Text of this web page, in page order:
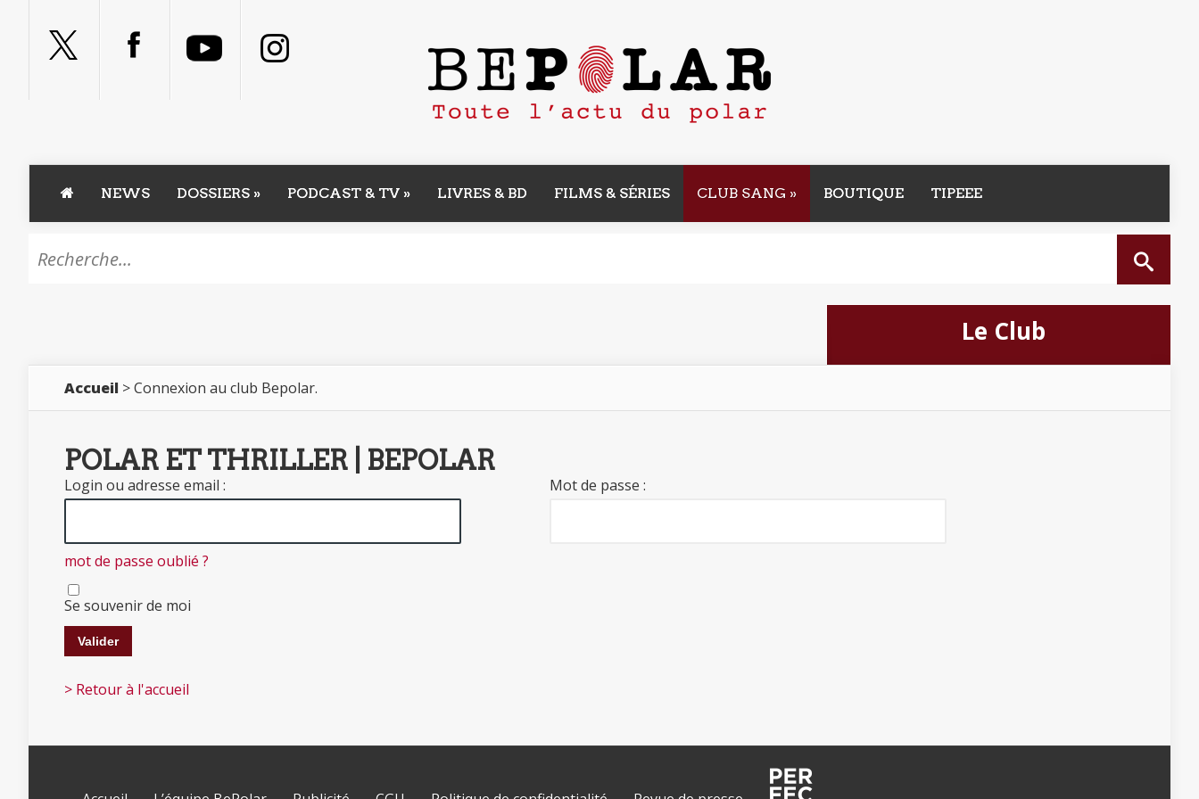
NEWS DOSSIERS » PODCAST & TV » LIVRES & BD FILMS & SÉRIES CLUB SANG » BOUTIQUE TIPEEE
Le Club
Accueil > Connexion au club Bepolar.
POLAR ET THRILLER | BEPOLAR
Login ou adresse email : Mot de passe :
mot de passe oublié ?
Se souvenir de moi
> Retour à l'accueil